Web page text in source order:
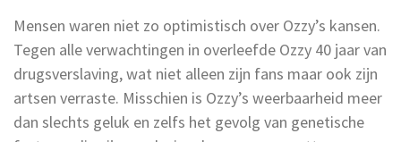
Mensen waren niet zo optimistisch over Ozzy’s kansen.
Tegen alle verwachtingen in overleefde Ozzy 40 jaar van
drugsverslaving, wat niet alleen zijn fans maar ook zijn
artsen verraste. Misschien is Ozzy’s weerbaarheid meer
dan slechts geluk en zelfs het gevolg van genetische